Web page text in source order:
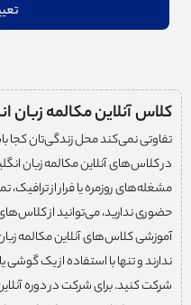
کلاس آنلاین مکالمه زبان
تفاوتی نمی‌کند محل زندگی‌تان کجا
در کلاس‌های آنلاین مکالمه زبان
مشغله‌های روزمره یا فرار از
حضوری ندارید، می‌توانید از
آموزشی کلاس‌های آنلاین مکالمه
ندارند و تنها با استفاده از یک
شرکت کنید. برای شرکت در دوره